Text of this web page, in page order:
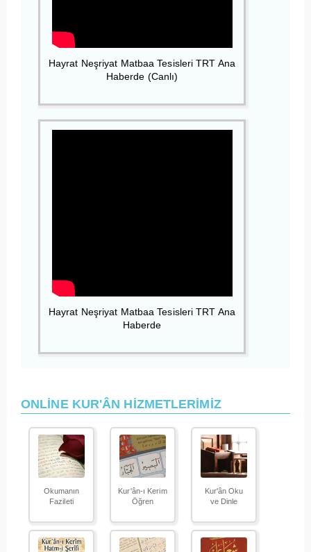
Hayrat Neşriyat Matbaa Tesisleri TRT Ana
Haberde (Canlı)
Hayrat Neşriyat Matbaa Tesisleri TRT Ana
Haberde
ONLİNE KUR'ÂN HİZMETLERİMİZ
Okumanın
Fazileti
Kur'ân-ı Kerim
Öğren
Kur'ân Oku
ve Dinle